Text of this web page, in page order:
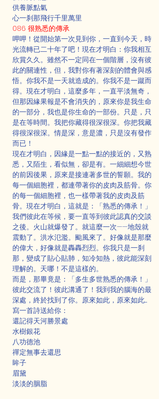
供養脈點氣
心一刹那飛行千里萬里
086 很熟悉的傳承
呷呷！從開始第一次見到你，一直到今天，時
光流轉已二十年了吧！現在才明白：你我相互
欣賞久久。雖然不一定同在一個階層，沒有彼
此的關連性，但，我對你有著深刻的體會與感
悟。你我不是一天就造成的。你我不是一蹴而
得。現在才明白，這麼多年，一直平淡無奇，
但那因緣果報是不會消失的，原來你是我生命
的一部分，我也是你生命的一部份。只是，只
是在等時間。我把你藏得很深很深。你把我藏
得很深很深。情是深，意是濃，只是沒有發作
而已！
現在才明白，因緣是一點一點的接近的，又熟
悉，又陌生，看似無，卻是有。一細細想今世
的前因後果，原來是接連著多世的誓願。我的
每一個細胞裡，都連帶著你的皮肉及筋骨。你
的每一個細胞裡，也一樣帶著我的皮肉及筋
骨。現在才明白，這就是：「熟悉的傳承！」
我們彼此在等候，要一直等到彼此認真的交談
之後。火山就爆發了。就這麼一次——地殼就
震動了。洪水氾濫。颱風來了。好像就是那麼
的偉大，好像就是轟轟烈烈。你我只是一刹
那，變成了貼心貼肺，知冷知熱，彼此能深刻
理解的。天哪！不是這樣的。
而是，那畢竟是：「多生多世熟悉的傳承！」
彼此交流了！彼此溝通了！我到我的腦海的最
深處，終於找到了你。原來如此，原來如此.....
寫一首詩送給你：
還記得天河勝景處
水樹銀花
八功德池
禪定無事去還思
眸子
眉黛
淡淡的胭脂